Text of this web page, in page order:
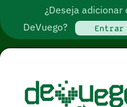
¿Deseja adicionar
DeVuego?
Entrar